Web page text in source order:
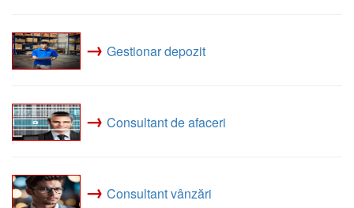
→ Gestionar depozit
→ Consultant de afaceri
→ Consultant vânzări